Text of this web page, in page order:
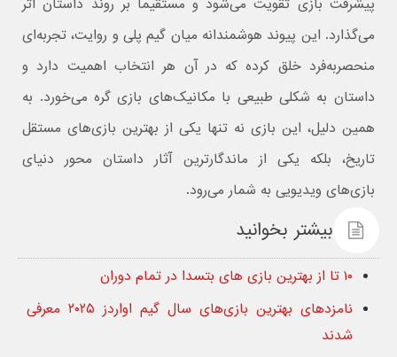
پیشرفت بازی تقویت می‌شود و مستقیما بر روند داستان اثر
می‌گذارد. این پیوند هوشمندانه میان گیم‌ پلی و روایت، تجربه‌ای
منحصربه‌فرد خلق کرده که در آن هر انتخاب اهمیت دارد و
داستان به شکلی طبیعی با مکانیک‌های بازی گره می‌خورد. به
همین دلیل، این بازی نه‌ تنها یکی از بهترین بازی‌های مستقل
تاریخ، بلکه یکی از ماندگارترین آثار داستان‌ محور دنیای
بازی‌های ویدیویی به شمار می‌رود.
بیشتر بخوانید
۱۰ تا از بهترین بازی های بتسدا در تمام دوران
نامزدهای بهترین بازی‌های سال گیم اواردز ۲۰۲۵ معرفی
شدند